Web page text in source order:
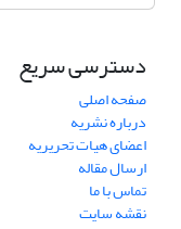
دسترسی سریع
صفحه اصلی
درباره نشریه
اعضای هیات تحریریه
ارسال مقاله
تماس با ما
نقشه سایت